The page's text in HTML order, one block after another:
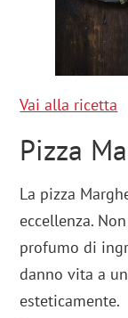
Vai alla ricetta
Pizza
La pizza
eccellenza.
profumo di
danno vita a
esteticamente.